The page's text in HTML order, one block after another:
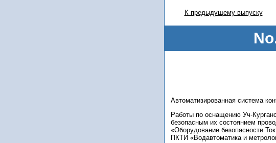
К предыдущему выпуску
Автоматизированная система
Работы по оснащению Уч-
безопасным их состоянием
«Оборудование безопасности
ПКТИ «Водавтоматика и